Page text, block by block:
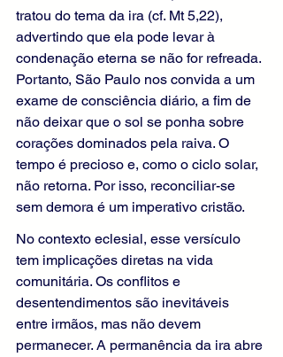
tratou do tema da ira (cf. Mt 5,22),
advertindo que ela pode levar à
condenação eterna se não for refreada.
Portanto, São Paulo nos convida a um
exame de consciência diário, a fim de
não deixar que o sol se ponha sobre
corações dominados pela raiva. O
tempo é precioso e, como o ciclo solar,
não retorna. Por isso, reconciliar-se
sem demora é um imperativo cristão.
No contexto eclesial, esse versículo
tem implicações diretas na vida
comunitária. Os conflitos e
desentendimentos são inevitáveis
entre irmãos, mas não devem
permanecer. A permanência da ira abre